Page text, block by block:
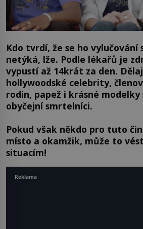
Kdo tvrdí, že se ho vylučování
netýká, lže. Podle lékařů je
vypustí až 14krát za den.
hollywoodské celebrity,
rodin, papež i krásné
obyčejní smrtelníci.
Pokud však někdo pro tuto
místo a okamžik, může to
situacím!
Reklama